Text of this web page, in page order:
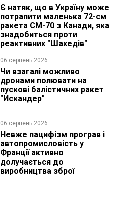
Є натяк, що в Україну може
потрапити маленька 72-см
ракета CM-70 з Канади, яка
знадобиться проти
реактивних "Шахедів"
06 серпень 2026
Чи взагалі можливо
дронами полювати на
пускові балістичних ракет
"Искандер"
06 серпень 2026
Невже пацифізм програв і
автопромисловість у
Франції активно
долучається до
виробництва зброї